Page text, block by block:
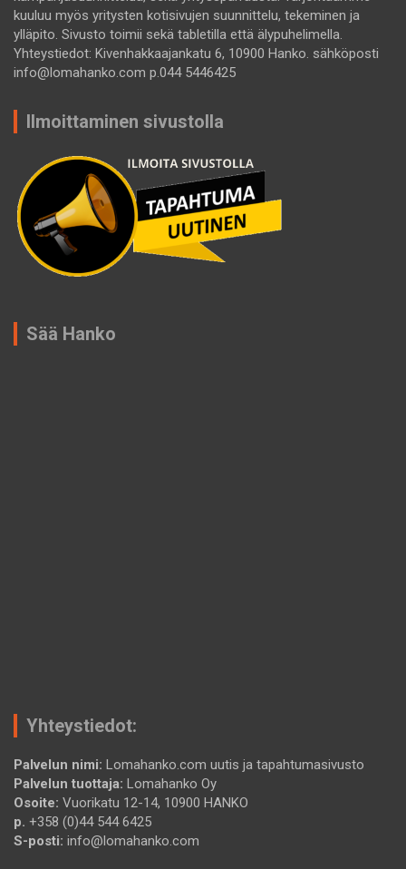
kuuluu myös yritysten kotisivujen suunnittelu, tekeminen ja
ylläpito. Sivusto toimii sekä tabletilla että älypuhelimella.
Yhteystiedot: Kivenhakkaajankatu 6, 10900 Hanko. sähköposti
info@lomahanko.com p.044 5446425
Ilmoittaminen sivustolla
Sää Hanko
Yhteystiedot:
Palvelun nimi: Lomahanko.com uutis ja tapahtumasivusto
Palvelun tuottaja: Lomahanko Oy
Osoite: Vuorikatu 12-14, 10900 HANKO
p. +358 (0)44 544 6425
S-posti: info@lomahanko.com